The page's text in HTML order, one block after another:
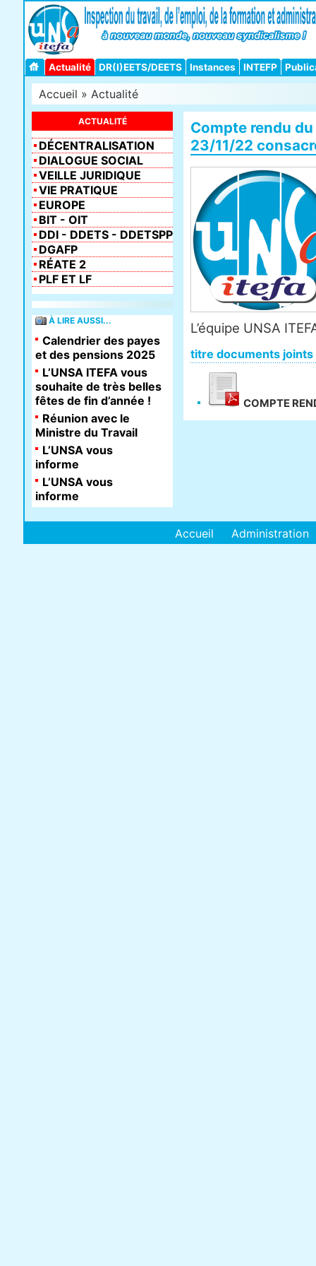
Actualité DR(I)EETS/DEETS Instances INTEFP
Accueil » Actualité
Compte rendu
23/11/22
L’équipe UNSA
titre documents joints
COMPTE
ACTUALITÉ
DÉCENTRALISATION
DIALOGUE SOCIAL
VEILLE JURIDIQUE
VIE PRATIQUE
EUROPE
BIT - OIT
DDI - DDETS - DDETSPP
DGAFP
RÉATE 2
PLF ET LF
À LIRE AUSSI...
Calendrier des payes
et des pensions 2025
L’UNSA ITEFA vous
souhaite de très belles
fêtes de fin d’année !
Réunion avec le
Ministre du Travail
L’UNSA vous
informe
L’UNSA vous
informe
Accueil Administration